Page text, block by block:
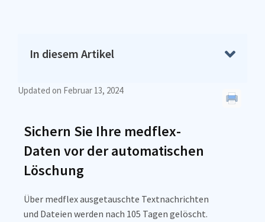
In diesem Artikel
Updated on Februar 13, 2024
Sichern Sie Ihre medflex-
Daten vor der automatischen
Löschung
Über medflex ausgetauschte Textnachrichten
und Dateien werden nach 105 Tagen gelöscht.